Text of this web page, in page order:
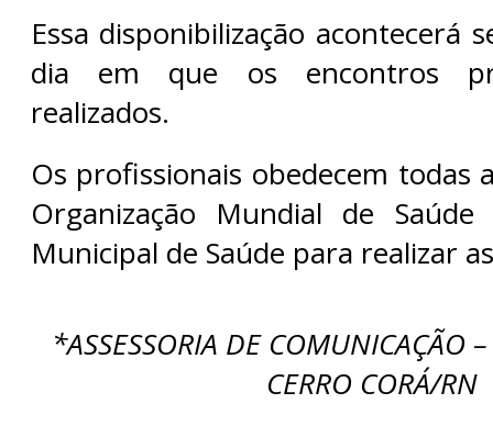
Essa disponibilização acontecerá
dia em que os encontros
realizados.
Os profissionais obedecem todas
Organização Mundial de
Municipal de Saúde para realizar
*ASSESSORIA DE COMUNICAÇÃO
CERRO CORÁ/RN